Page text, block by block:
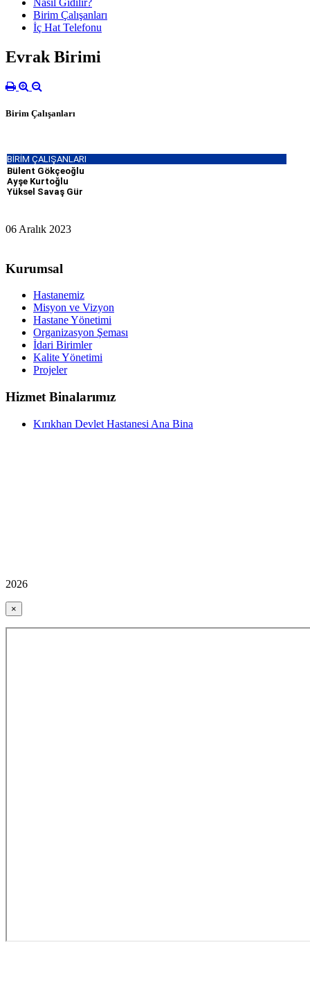
Birim Çalışanları
İç Hat Telefonu
Evrak Birimi
Birim Çalışanları
BİRİM ÇALIŞANLARI
Bülent Gökçeoğlu
Ayşe Kurtoğlu
Yüksel Savaş Gür
06 Aralık 2023
Kurumsal
Hastanemiz
Misyon ve Vizyon
Hastane Yönetimi
Organizasyon Şeması
İdari Birimler
Kalite Yönetimi
Projeler
Hizmet Binalarımız
Kırıkhan Devlet Hastanesi Ana Bina
2026
×